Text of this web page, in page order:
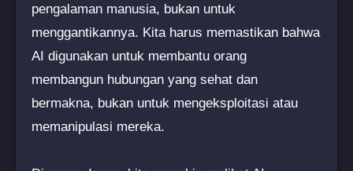
pengalaman manusia, bukan untuk
menggantikannya. Kita harus memastikan bahwa
AI digunakan untuk membantu orang
membangun hubungan yang sehat dan
bermakna, bukan untuk mengeksploitasi atau
memanipulasi mereka.